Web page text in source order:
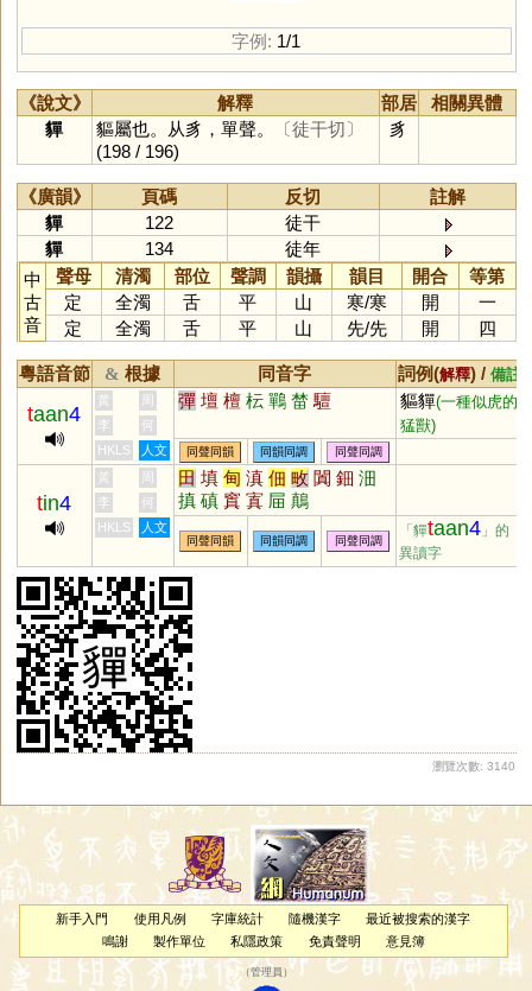
字例: 1/1
《說文》 解釋 部居
相關異體
貚
貙屬也。从豸，單聲。
〔徒干切〕
(198 / 196)
豸
《廣韻》 頁碼 反切
註解
貚
122
徒干
貚
134
徒年
中
古
音
聲母 清濁 部位 聲調 韻攝 韻目 開合
等第
定
全濁 舌 平 山 寒/寒 開
一
定
全濁 舌 平 山 先/先 開 四
粵語音節 & 根據 同音字 詞例(解釋) / 備註
taan4
黃 周 彈 壇 檀 枟 鷤 榃 驙 貙貚(一種似虎的
猛獸)
李
何
HKLS
人文 同聲同韻 同韻同調 同聲同調
tin4
黃 周 田 填 甸 滇 佃 畋 闐 鈿 沺
搷 磌 窴 寘 屇 鷏
李
何
HKLS
人文
同聲同韻 同韻同調 同聲同調
「貚taan4 」的
異讀字
瀏覽次數: 3140
新手入門 使用凡例 字庫統計 隨機漢字
最近被搜索的漢字
鳴謝
製作單位 私隱政策 免責聲明 意見簿
（管理員 ）